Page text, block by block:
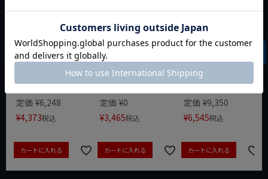
WIT マルチアングル
クィックツール CL-
917
動画あり 夏セール
定価 ¥6,248
¥4,373税込
カートに入れる
WIT マグネットツー
ルマット ブラック
動画あり 夏セール
定価 ¥0
¥3,465税込
カートに入れる
クニペックス コブラ
クイックセット
動画あり 夏セール
定価 ¥9,350
¥6,545税込
カートに入れる